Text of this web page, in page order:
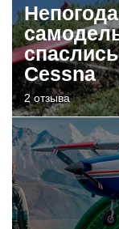
Cessna
2 отзыва